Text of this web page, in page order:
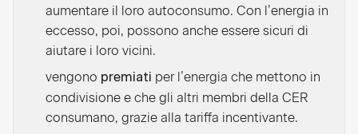
aumentare il loro autoconsumo. Con l’energia in
eccesso, poi, possono anche essere sicuri di
aiutare i loro vicini.
vengono premiati per l’energia che mettono in
condivisione e che gli altri membri della CER
consumano, grazie alla tariffa incentivante.